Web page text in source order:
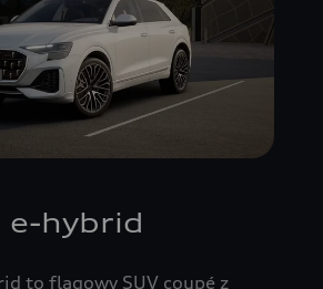
e-hybrid
to flagowy SUV coupé z